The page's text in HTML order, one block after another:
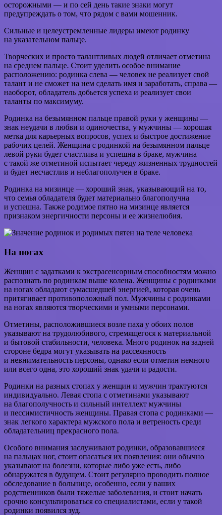
осторожными — и по сей день такие знаки могут
предупреждать о том, что рядом с вами мошенник.
Сильные и целеустремленные лидеры имеют родинку
на указательном пальце.
Творческих и просто талантливых людей отличает отметина
на среднем пальце. Стоит уделить особое внимание
расположению: родинка слева — человек не реализует свой
талант и не сможет на нем сделать имя и заработать, справа —
наоборот, обладатель добьется успеха и реализует свои
таланты по максимуму.
Родинка на безымянном пальце правой руки у женщины —
знак неудачи в любви и одиночества, у мужчины — хорошая
метка для карьерных вопросов, успех и быстрое достижение
рабочих целей. Женщина с родинкой на безымянном пальце
левой руки будет счастлива и успешна в браке, мужчина
с такой же отметиной испытает череду жизненных трудностей
и будет несчастлив и неблагополучен в браке.
Родинка на мизинце — хороший знак, указывающий на то,
что семья обладателя будет материально благополучна
и успешна. Также родимое пятно на мизинце является
признаком энергичности персоны и ее жизнелюбия.
На ногах
Женщин с задатками к экстрасенсорным способностям можно
распознать по родинкам выше колена. Женщины с родинками
на ногах обладают сумасшедшей энергией, которая очень
притягивает противоположный пол. Мужчины с родинками
на ногах являются творческими и умными персонами.
Отметины, расположившиеся возле паха у обоих полов
указывают на трудолюбивого, стремящегося к материальной
и бытовой стабильности, человека. Много родинок на задней
стороне бедра могут указывать на рассеянность
и невнимательность персоны, однако если отметин немного
или всего одна, это хороший знак удачи и радости.
Родинки на разных стопах у женщин и мужчин трактуются
индивидуально. Левая стопа с отметинами указывают
на благополучность и сильный интеллект мужчины
и пессимистичность женщины. Правая стопа с родинками —
знак легкого характера мужского пола и ветреность среди
обладательниц прекрасного пола.
Особого внимания заслуживают родинки, образовавшиеся
на пальцах ног, стоит опасаться их появления: они обычно
указывают на болезни, которые либо уже есть, либо
обнаружатся в будущем. Стоит регулярно проводить полное
обследование в больнице, особенно, если у ваших
родственников были тяжелые заболевания, и стоит начать
срочно консультироваться со специалистами, если у такой
родинки появился зуд.